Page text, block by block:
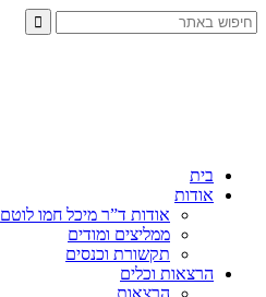
בית
אודות
אודות ד”ר מיכל חמו לוטם
ממליצים ומודים
תקשורת וכנסים
הרצאות וכלים
הרצאות